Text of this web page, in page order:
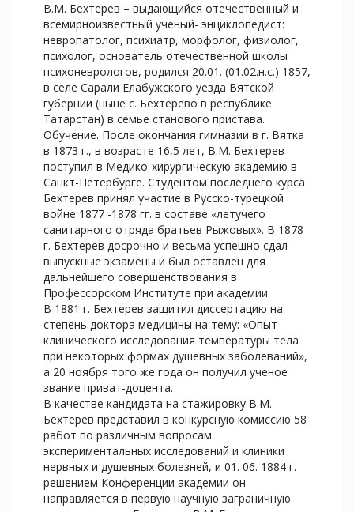
В.М. Бехтерев – выдающийся отечественный и
всемирноизвестный ученый- энциклопедист:
невропатолог, психиатр, морфолог, физиолог,
психолог, основатель отечественной школы
психоневрологов, родился 20.01. (01.02.н.с.) 1857,
в селе Сарали Елабужского уезда Вятской
губернии (ныне с. Бехтерево в республике
Татарстан) в семье станового пристава.
Обучение. После окончания гимназии в г. Вятка
в 1873 г., в возрасте 16,5 лет, В.М. Бехтерев
поступил в Медико-хирургическую академию в
Санкт-Петербурге. Студентом последнего курса
Бехтерев принял участие в Русско-турецкой
войне 1877 -1878 гг. в составе «летучего
санитарного отряда братьев Рыжовых». В 1878
г. Бехтерев досрочно и весьма успешно сдал
выпускные экзамены и был оставлен для
дальнейшего совершенствования в
Профессорском Институте при академии.
В 1881 г. Бехтерев защитил диссертацию на
степень доктора медицины на тему: «Опыт
клинического исследования температуры тела
при некоторых формах душевных заболеваний»,
а 20 ноября того же года он получил ученое
звание приват-доцента.
В качестве кандидата на стажировку В.М.
Бехтерев представил в конкурсную комиссию 58
работ по различным вопросам
экспериментальных исследований и клиники
нервных и душевных болезней, и 01. 06. 1884 г.
решением Конференции академии он
направляется в первую научную заграничную